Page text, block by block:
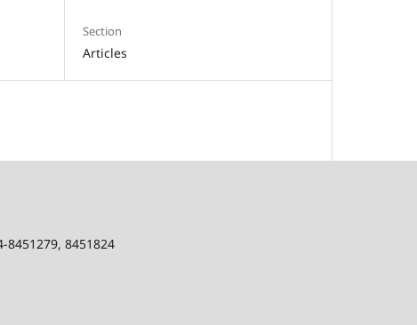
Section
Articles
8451279, 8451824